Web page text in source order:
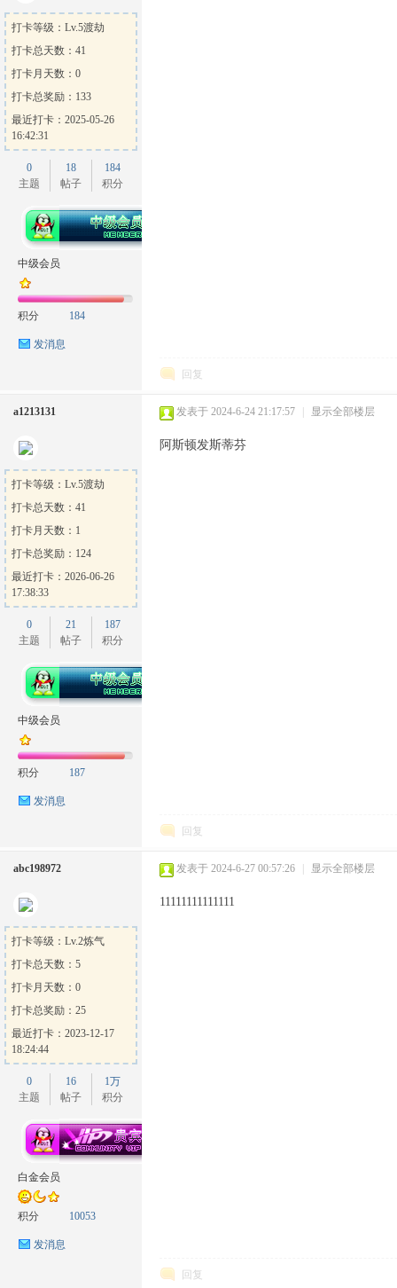
打卡等级：Lv.5渡劫
打卡总天数：41
打卡月天数：0
打卡总奖励：133
最近打卡：2025-05-26
16:42:31
0
主题
18
帖子
184
积分
中级会员
积分 184
发消息
回复
a1213131
打卡等级：Lv.5渡劫
打卡总天数：41
打卡月天数：1
打卡总奖励：124
最近打卡：2026-06-26
17:38:33
0
主题
21
帖子
187
积分
中级会员
积分 187
发消息
发表于 2024-6-24 21:17:57 显示全部楼层
阿斯顿发斯蒂芬
回复
abc198972
打卡等级：Lv.2炼气
打卡总天数：5
打卡月天数：0
打卡总奖励：25
最近打卡：2023-12-17
18:24:44
0
主题
16
帖子
1万
积分
白金会员
积分 10053
发消息
发表于 2024-6-27 00:57:26 显示全部楼层
11111111111111
回复